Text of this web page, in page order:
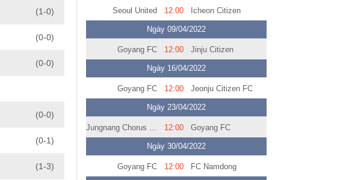
(1-0)
(0-0)
(0-0)
(0-0)
(0-1)
(1-3)
Seoul United 12:00 Icheon Citizen
Ngày 09/04/2022
Goyang FC 12:00 Jinju Citizen
Ngày 16/04/2022
Goyang FC 12:00 Jeonju Citizen FC
Ngày 23/04/2022
Jungnang Chorus Mustang FC 12:00 Goyang FC
Ngày 30/04/2022
Goyang FC 12:00 FC Namdong